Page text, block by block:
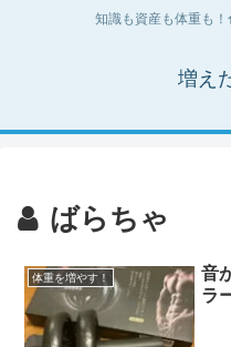
知識も資産も体重も
増え
ばらちゃ
体重を増やす！
音
ラ